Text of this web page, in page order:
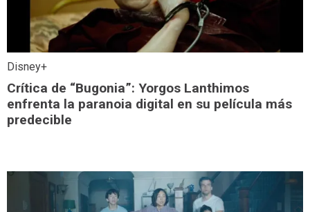
Disney+
Crítica de “Bugonia”: Yorgos Lanthimos
enfrenta la paranoia digital en su película más
predecible